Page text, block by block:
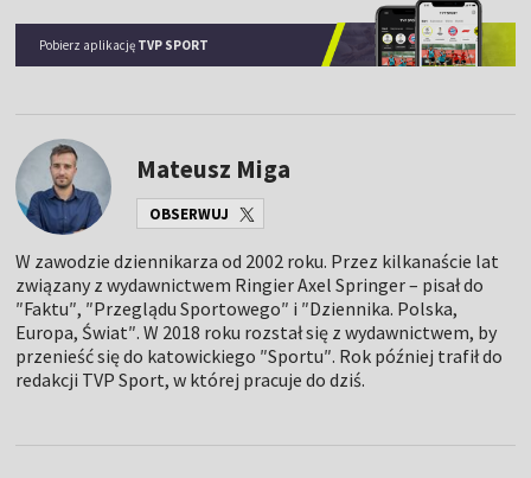
Pobierz aplikację TVP SPORT
Mateusz Miga
OBSERWUJ
W zawodzie dziennikarza od 2002 roku. Przez kilkanaście lat
związany z wydawnictwem Ringier Axel Springer – pisał do
″Faktu″, ″Przeglądu Sportowego″ i ″Dziennika. Polska,
Europa, Świat″. W 2018 roku rozstał się z wydawnictwem, by
przenieść się do katowickiego ″Sportu″. Rok później trafił do
redakcji TVP Sport, w której pracuje do dziś.